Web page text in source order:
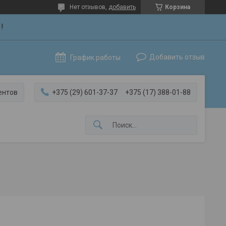
Корзина
Нет отзывов, добавить
График работы Добавить отзыв
+375 (29) 601-37-37 +375 (17) 388-01-88